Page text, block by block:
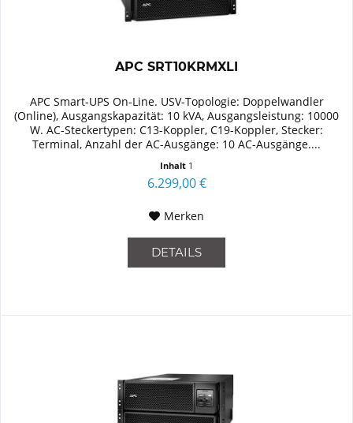
APC SRT10KRMXLI
APC Smart-UPS On-Line. USV-Topologie: Doppelwandler
(Online), Ausgangskapazität: 10 kVA, Ausgangsleistung: 10000
W. AC-Steckertypen: C13-Koppler, C19-Koppler, Stecker:
Terminal, Anzahl der AC-Ausgänge: 10 AC-Ausgänge....
Inhalt 1
6.299,00 €
Merken
DETAILS